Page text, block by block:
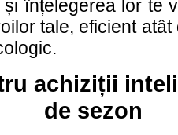
înțelegerea lor te
tale, eficient
achiziții
de sezon